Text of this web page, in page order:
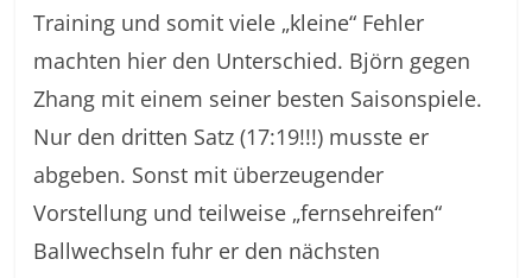
Training und somit viele „kleine“ Fehler
machten hier den Unterschied. Björn gegen
Zhang mit einem seiner besten Saisonspiele.
Nur den dritten Satz (17:19!!!) musste er
abgeben. Sonst mit überzeugender
Vorstellung und teilweise „fernsehreifen“
Ballwechseln fuhr er den nächsten